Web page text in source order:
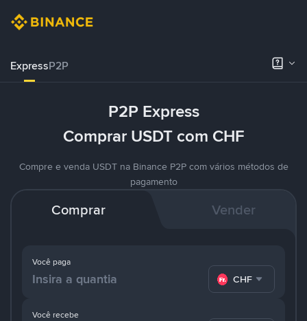
ExpressP2P
P2P Express
Comprar USDT com CHF
Compre e venda USDT na Binance P2P com vários métodos de
pagamento
Comprar Vender
Você paga
CHF
Você recebe